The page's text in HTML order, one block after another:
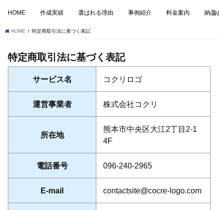
HOME 作成実績 選ばれる理由 事例紹介 料金案内 納品
HOME 特定商取引法に基づく表記
特定商取引法に基づく表記
サービス名 コクリロゴ
運営事業者 株式会社コクリ
所在地
熊本市中央区大江2丁目2-1
4F
電話番号 096-240-2965
E-mail contactsite@cocre-logo.com